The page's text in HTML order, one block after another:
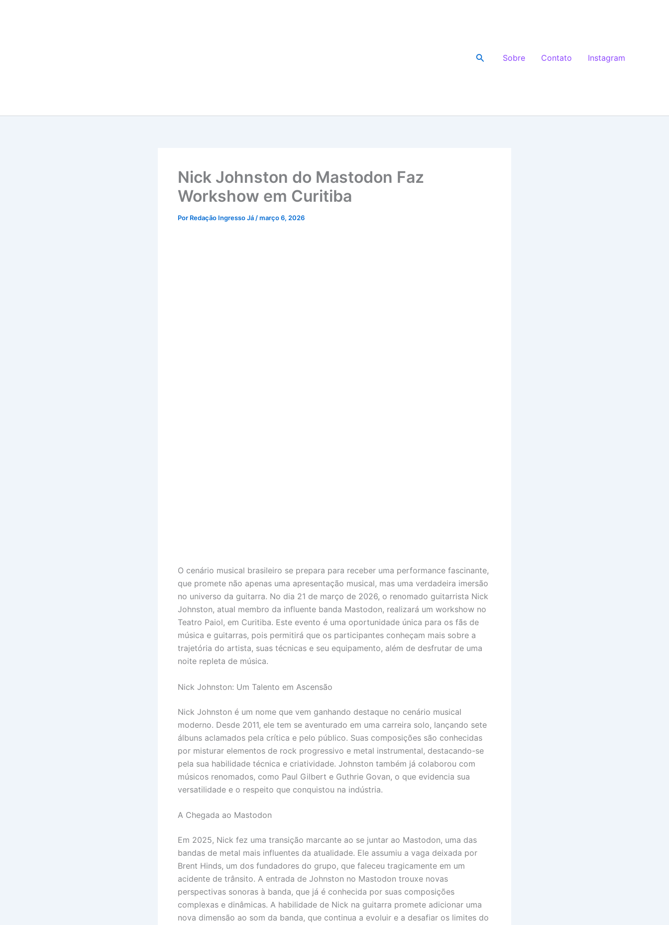
Pesquisar
Sobre Contato Instagram
Nick Johnston do Mastodon Faz
Workshow em Curitiba
Por Redação Ingresso Já /março 6, 2026
O cenário musical brasileiro se prepara para receber uma performance fascinante,
que promete não apenas uma apresentação musical, mas uma verdadeira imersão
no universo da guitarra. No dia 21 de março de 2026, o renomado guitarrista Nick
Johnston, atual membro da influente banda Mastodon, realizará um workshow no
Teatro Paiol, em Curitiba. Este evento é uma oportunidade única para os fãs de
música e guitarras, pois permitirá que os participantes conheçam mais sobre a
trajetória do artista, suas técnicas e seu equipamento, além de desfrutar de uma
noite repleta de música.
Nick Johnston: Um Talento em Ascensão
Nick Johnston é um nome que vem ganhando destaque no cenário musical
moderno. Desde 2011, ele tem se aventurado em uma carreira solo, lançando sete
álbuns aclamados pela crítica e pelo público. Suas composições são conhecidas
por misturar elementos de rock progressivo e metal instrumental, destacando-se
pela sua habilidade técnica e criatividade. Johnston também já colaborou com
músicos renomados, como Paul Gilbert e Guthrie Govan, o que evidencia sua
versatilidade e o respeito que conquistou na indústria.
A Chegada ao Mastodon
Em 2025, Nick fez uma transição marcante ao se juntar ao Mastodon, uma das
bandas de metal mais influentes da atualidade. Ele assumiu a vaga deixada por
Brent Hinds, um dos fundadores do grupo, que faleceu tragicamente em um
acidente de trânsito. A entrada de Johnston no Mastodon trouxe novas
perspectivas sonoras à banda, que já é conhecida por suas composições
complexas e dinâmicas. A habilidade de Nick na guitarra promete adicionar uma
nova dimensão ao som da banda, que continua a evoluir e a desafiar os limites do